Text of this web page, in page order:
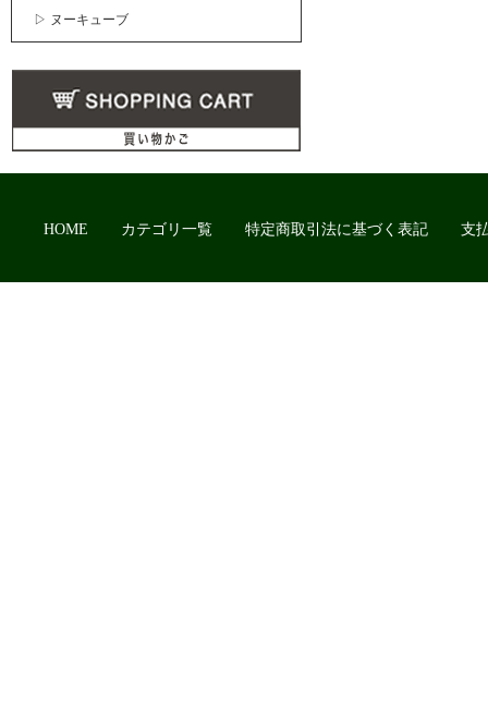
▷ ヌーキューブ
HOME カテゴリ一覧 特定商取引法に基づく表記 支